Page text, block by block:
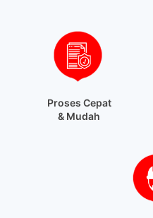
Proses Cepat
& Mudah